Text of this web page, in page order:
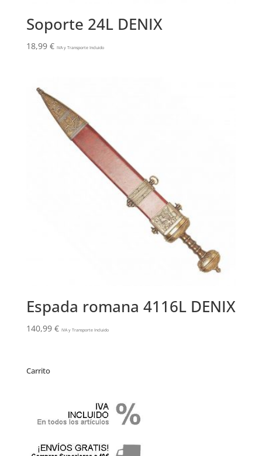
Soporte 24L DENIX
18,99 € IVA y Transporte Incluido
Espada romana 4116L DENIX
140,99 € IVA y Transporte Incluido
Carrito